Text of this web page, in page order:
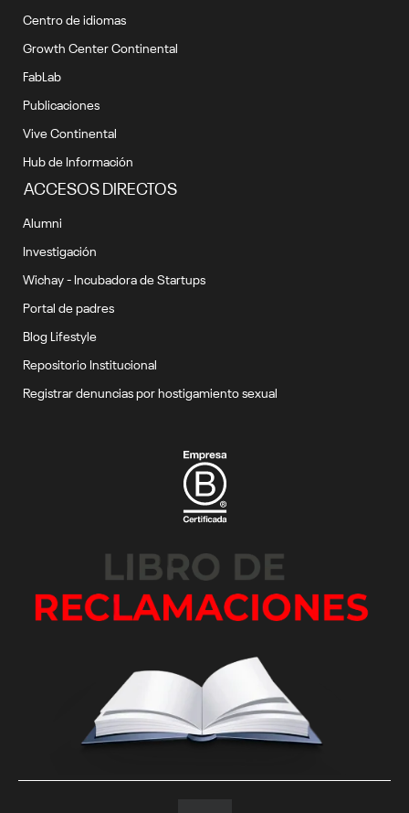
Centro de idiomas
Growth Center Continental
FabLab
Publicaciones
Vive Continental
Hub de Información
ACCESOS DIRECTOS
Alumni
Investigación
Wichay - Incubadora de Startups
Portal de padres
Blog Lifestyle
Repositorio Institucional
Registrar denuncias por hostigamiento sexual